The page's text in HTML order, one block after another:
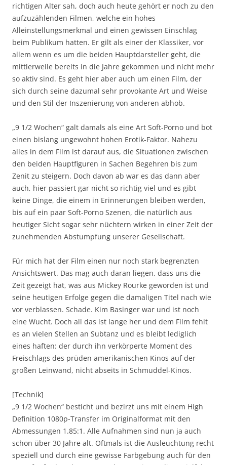
richtigen Alter sah, doch auch heute gehört er noch zu den
aufzuzählenden Filmen, welche ein hohes
Alleinstellungsmerkmal und einen gewissen Einschlag
beim Publikum hatten. Er gilt als einer der Klassiker, vor
allem wenn es um die beiden Hauptdarsteller geht, die
mittlerweile bereits in die Jahre gekommen und nicht mehr
so aktiv sind. Es geht hier aber auch um einen Film, der
sich durch seine dazumal sehr provokante Art und Weise
und den Stil der Inszenierung von anderen abhob.
„9 1/2 Wochen“ galt damals als eine Art Soft-Porno und bot
einen bislang ungewohnt hohen Erotik-Faktor. Nahezu
alles in dem Film ist darauf aus, die Situationen zwischen
den beiden Hauptfiguren in Sachen Begehren bis zum
Zenit zu steigern. Doch davon ab war es das dann aber
auch, hier passiert gar nicht so richtig viel und es gibt
keine Dinge, die einem in Erinnerungen bleiben werden,
bis auf ein paar Soft-Porno Szenen, die natürlich aus
heutiger Sicht sogar sehr nüchtern wirken in einer Zeit der
zunehmenden Abstumpfung unserer Gesellschaft.
Für mich hat der Film einen nur noch stark begrenzten
Ansichtswert. Das mag auch daran liegen, dass uns die
Zeit gezeigt hat, was aus Mickey Rourke geworden ist und
seine heutigen Erfolge gegen die damaligen Titel nach wie
vor verblassen. Schade. Kim Basinger war und ist noch
eine Wucht. Doch all das ist lange her und dem Film fehlt
es an vielen Stellen an Subtanz und es bleibt lediglich
eines haften: der durch ihn verkörperte Moment des
Freischlags des prüden amerikanischen Kinos auf der
großen Leinwand, nicht abseits in Schmuddel-Kinos.
[Technik]
„9 1/2 Wochen“ besticht und bezirzt uns mit einem High
Definition 1080p-Transfer im Originalformat mit den
Abmessungen 1.85:1. Alle Aufnahmen sind nun ja auch
schon über 30 Jahre alt. Oftmals ist die Ausleuchtung recht
speziell und durch eine gewisse Farbgebung auch für den